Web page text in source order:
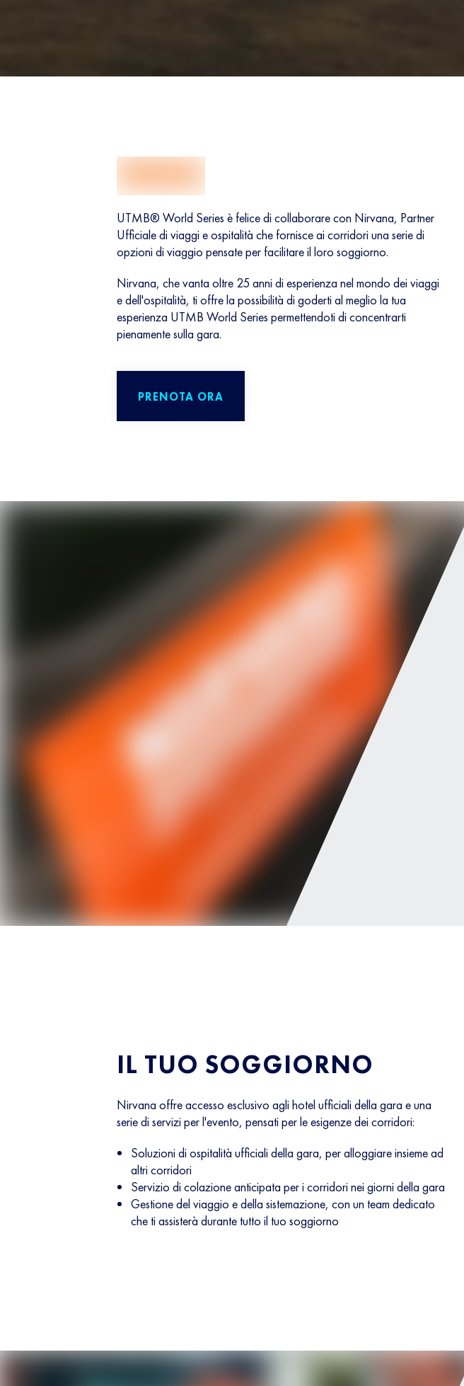
UTMB® World Series è felice di collaborare con Nirvana, Partner
Ufficiale di viaggi e ospitalità che fornisce ai corridori una serie di
opzioni di viaggio pensate per facilitare il loro soggiorno.
Nirvana, che vanta oltre 25 anni di esperienza nel mondo dei viaggi
e dell'ospitalità, ti offre la possibilità di goderti al meglio la tua
esperienza UTMB World Series permettendoti di concentrarti
pienamente sulla gara.
PRENOTA ORA
IL TUO SOGGIORNO
Nirvana offre accesso esclusivo agli hotel ufficiali della gara e una
serie di servizi per l'evento, pensati per le esigenze dei corridori:
Soluzioni di ospitalità ufficiali della gara, per alloggiare insieme ad
altri corridori
Servizio di colazione anticipata per i corridori nei giorni della gara
Gestione del viaggio e della sistemazione, con un team dedicato
che ti assisterà durante tutto il tuo soggiorno